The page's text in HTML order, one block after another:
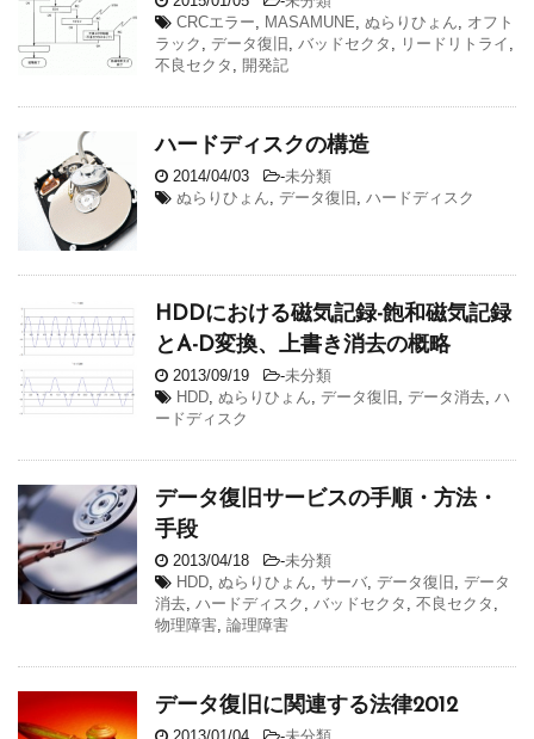
CRCエラー, MASAMUNE, ぬらりひょん, オフト
ラック , データ復旧 , バッドセクタ , リードリトライ ,
不良セクタ , 開発記
ハードディスクの構造
2014/04/03 -未分類
ぬらりひょん, データ復旧 , ハードディスク
HDDにおける磁気記録-飽和磁気記録
とA-D変換、上書き消去の概略
2013/09/19 -未分類
HDD, ぬらりひょん, データ復旧 , データ消去, ハ
ードディスク
データ復旧サービスの手順・方法・
手段
2013/04/18 -未分類
HDD, ぬらりひょん, サーバ, データ復旧 , データ
消去, ハードディスク , バッドセクタ , 不良セクタ ,
物理障害, 論理障害
データ復旧に関連する法律2012